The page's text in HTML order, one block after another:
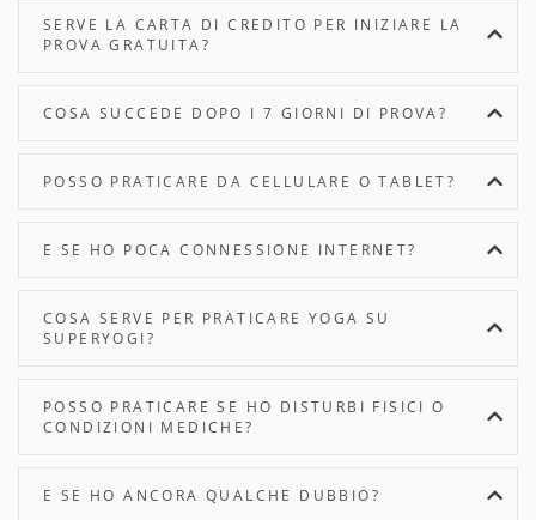
SERVE LA CARTA DI CREDITO PER INIZIARE LA
PROVA GRATUITA?
COSA SUCCEDE DOPO I 7 GIORNI DI PROVA?
POSSO PRATICARE DA CELLULARE O TABLET?
E SE HO POCA CONNESSIONE INTERNET?
COSA SERVE PER PRATICARE YOGA SU
SUPERYOGI?
POSSO PRATICARE SE HO DISTURBI FISICI O
CONDIZIONI MEDICHE?
E SE HO ANCORA QUALCHE DUBBIO?